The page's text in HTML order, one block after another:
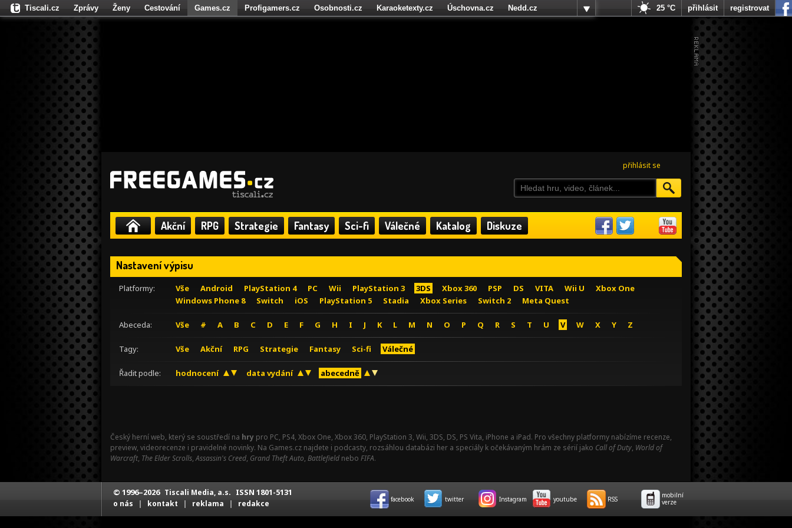
přihlásit se
Akční RPG Strategie Fantasy Sci-fi Válečné Katalog Diskuze
Nastavení výpisu
Platformy: Vše Android PlayStation 4 PC Wii PlayStation 3 3DS Xbox 360 PSP DS VITA Wii U
Xbox One
Windows Phone 8
Switch iOS PlayStation 5 Stadia Xbox Series Switch 2 Meta Quest
Abeceda: Vše # A B C D E F G H I J K L M N O P Q R S T U V W X Y Z
Tagy: Vše Akční RPG Strategie Fantasy Sci-fi Válečné
Řadit podle: hodnocení data vydání abecedně
Český herní web, který se soustředí na hry pro PC, PS4, Xbox One, Xbox 360, PlayStation 3, Wii, 3DS, DS, PS Vita, iPhone a iPad. Pro všechny platformy nabízíme recenze,
preview, videorecenze i pravidelné novinky. Na Games.cz najdete i podcasty, rozsáhlou databázi her a speciály k očekávaným hrám ze sérií jako Call of Duty, World of
Warcraft, The Elder Scrolls,Assassin's Creed, Grand Theft Auto, Battlefield nebo FIFA.
Tiscali.cz Zprávy Ženy Cestování Games.cz Profigamers.cz Osobnosti.cz Karaoketexty.cz Úschovna.cz
Nedd.cz
Fights.cz
25 °C přihlásit registrovat
© 1996–2026 Tiscali Media, a.s. ISSN 1801-5131
o nás | kontakt | reklama | redakce facebook twitter Instagram youtube RSS
mobilní
verze